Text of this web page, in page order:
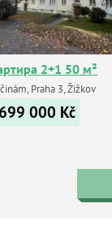
2+1 50 м²
Praha 3, Žižkov
000 Kč